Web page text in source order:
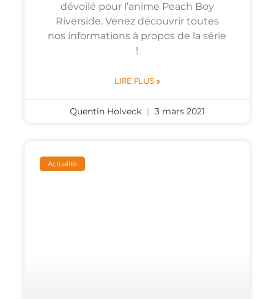
dévoilé pour l’anime Peach Boy
Riverside. Venez découvrir toutes
nos informations à propos de la série
!
LIRE PLUS »
Quentin Holveck 3 mars 2021
Actualité